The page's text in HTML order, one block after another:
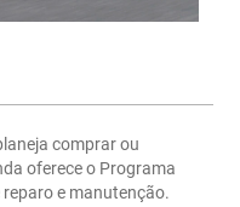
comprar ou
oferece o Programa
e manutenção.